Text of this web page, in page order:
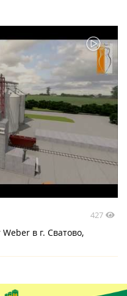
427
в г. Сватово,